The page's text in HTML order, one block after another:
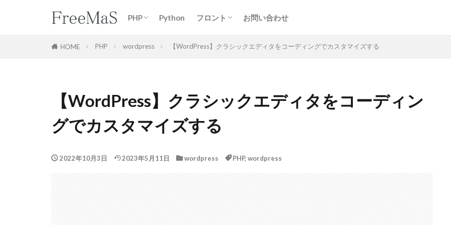
PHP Python フロント お問い合わせ
HOME PHP wordpress 【WordPress】クラシックエディタをコーディングでカスタマイズする
【WordPress】クラシックエディタをコーディン
グでカスタマイズする
2022年10月3日 2023年5月11日 wordpress PHP, wordpress